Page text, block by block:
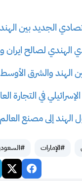
الجديد بين
لصالح ايران
والشرق الأوسط
في التجارة
الهند إلى مصنع
#الإمارات